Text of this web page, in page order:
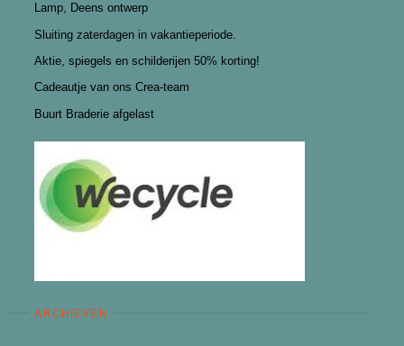
Lamp, Deens ontwerp
Sluiting zaterdagen in vakantieperiode.
Aktie, spiegels en schilderijen 50% korting!
Cadeautje van ons Crea-team
Buurt Braderie afgelast
ARCHIEVEN